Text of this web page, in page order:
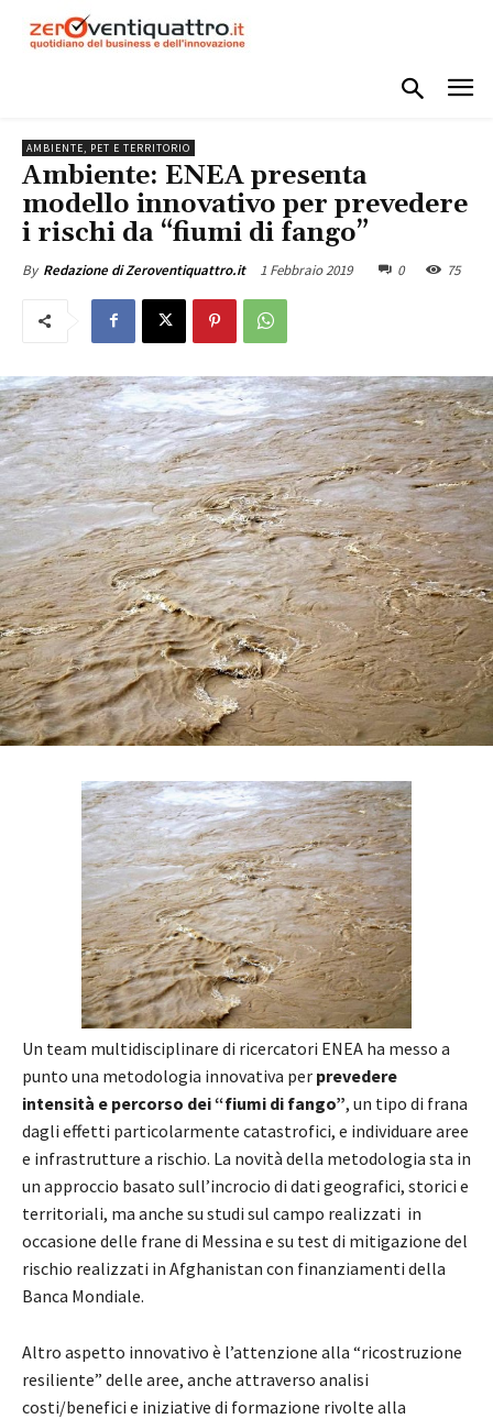
AMBIENTE, PET E TERRITORIO
Ambiente: ENEA presenta
modello innovativo per prevedere
i rischi da “fiumi di fango”
By Redazione di Zeroventiquattro.it 1 Febbraio 2019 0 75
Un team multidisciplinare di ricercatori ENEA ha messo a
punto una metodologia innovativa per prevedere
intensità e percorso dei “fiumi di fango”, un tipo di frana
dagli effetti particolarmente catastrofici, e individuare aree
e infrastrutture a rischio. La novità della metodologia sta in
un approccio basato sull’incrocio di dati geografici, storici e
territoriali, ma anche su studi sul campo realizzati in
occasione delle frane di Messina e su test di mitigazione del
rischio realizzati in Afghanistan con finanziamenti della
Banca Mondiale.
Altro aspetto innovativo è l’attenzione alla “ricostruzione
resiliente” delle aree, anche attraverso analisi
costi/benefici e iniziative di formazione rivolte alla